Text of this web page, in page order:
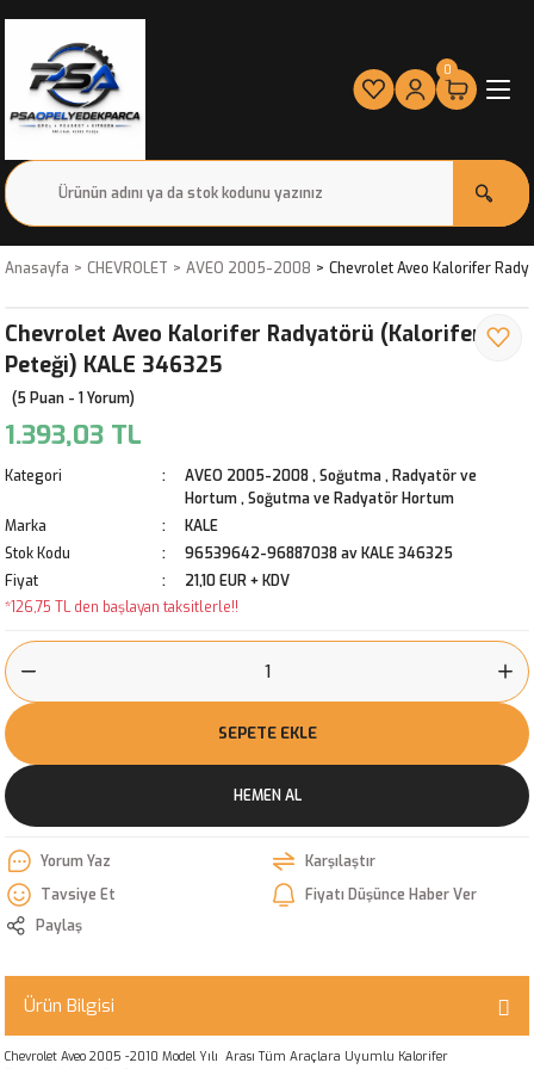
0
Anasayfa CHEVROLET AVEO 2005-2008 Chevrolet Aveo Kalorifer
Chevrolet Aveo Kalorifer Radyatörü (Kalorifer
Peteği) KALE 346325
(5 Puan - 1 Yorum)
1.393,03 TL
Kategori AVEO 2005-2008,Soğutma , Radyatör ve
Hortum,Soğutma ve Radyatör Hortum
Marka
KALE
Stok Kodu
96539642-96887038 av KALE 346325
Fiyat
21,10 EUR + KDV
*126,75 TL den başlayan taksitlerle!!
SEPETE EKLE
HEMEN AL
Yorum Yaz
Karşılaştır
Tavsiye Et
Fiyatı Düşünce Haber Ver
Paylaş
Ürün Bilgisi
Chevrolet Aveo 2005 -2010 Model Yılı Arası Tüm Araçlara Uyumlu Kalorifer